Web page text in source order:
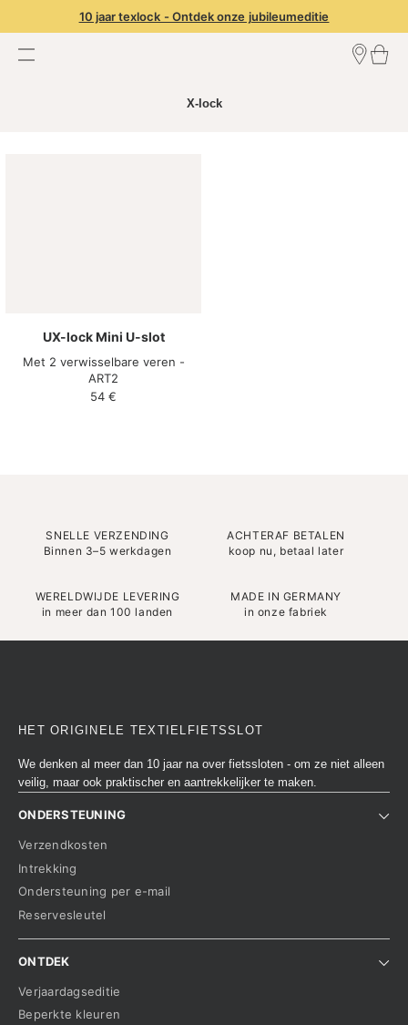
10 jaar texlock - Ontdek onze jubileumeditie
X-lock
UX-lock Mini U-slot
Met 2 verwisselbare veren -
ART2
54 €
SNELLE VERZENDING
Binnen 3–5 werkdagen
ACHTERAF BETALEN
koop nu, betaal later
WERELDWIJDE LEVERING
in meer dan 100 landen
MADE IN GERMANY
in onze fabriek
ONDERSTEUNING
Verzendkosten
Intrekking
Ondersteuning per e-mail
Reservesleutel
ONTDEK
Verjaardagseditie
Beperkte kleuren
HET ORIGINELE TEXTIELFIETSSLOT
We denken al meer dan 10 jaar na over fietssloten - om ze niet alleen
veilig, maar ook praktischer en aantrekkelijker te maken.